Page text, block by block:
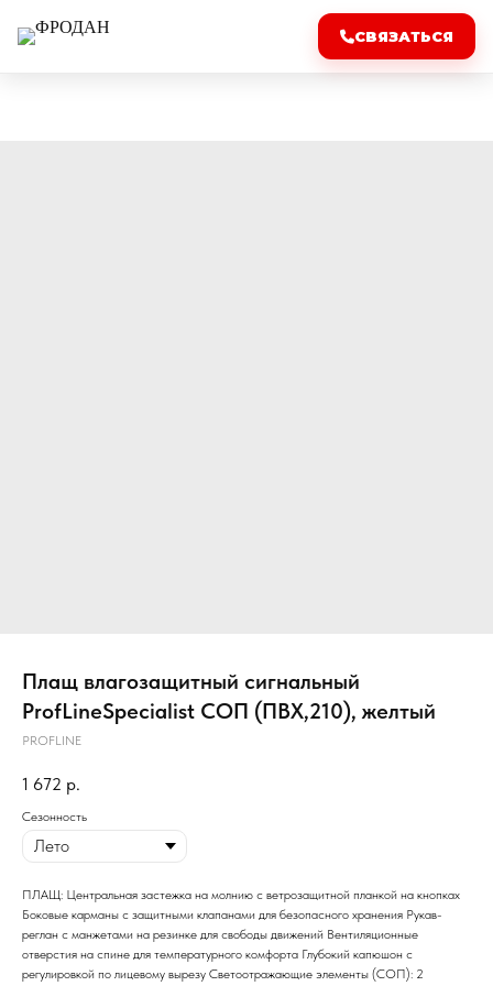
СВЯЗАТЬСЯ
Плащ влагозащитный сигнальный
ProfLineSpecialist СОП (ПВХ,210), желтый
PROFLINE
1 672 р.
Сезонность
ПЛАЩ: Центральная застежка на молнию с ветрозащитной планкой на кнопках
Боковые карманы с защитными клапанами для безопасного хранения Рукав-
реглан с манжетами на резинке для свободы движений Вентиляционные
отверстия на спине для температурного комфорта Глубокий капюшон с
регулировкой по лицевому вырезу Светоотражающие элементы (СОП): 2